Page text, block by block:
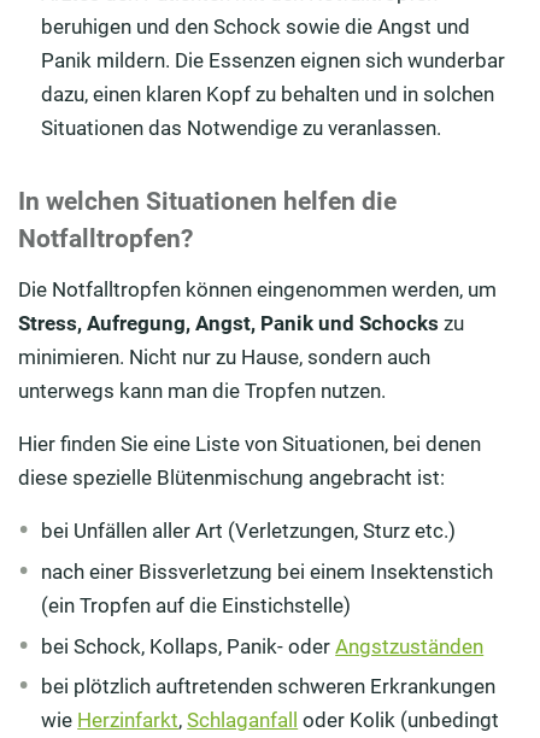
beruhigen und den Schock sowie die Angst und
Panik mildern. Die Essenzen eignen sich wunderbar
dazu, einen klaren Kopf zu behalten und in solchen
Situationen das Notwendige zu veranlassen.
In welchen Situationen helfen die
Notfalltropfen?
Die Notfalltropfen können eingenommen werden, um
Stress, Aufregung, Angst, Panik und Schocks zu
minimieren. Nicht nur zu Hause, sondern auch
unterwegs kann man die Tropfen nutzen.
Hier finden Sie eine Liste von Situationen, bei denen
diese spezielle Blütenmischung angebracht ist:
bei Unfällen aller Art (Verletzungen, Sturz etc.)
nach einer Bissverletzung bei einem Insektenstich
(ein Tropfen auf die Einstichstelle)
bei Schock, Kollaps, Panik- oderAngstzuständen
bei plötzlich auftretenden schweren Erkrankungen
wie Herzinfarkt,Schlaganfall oder Kolik (unbedingt